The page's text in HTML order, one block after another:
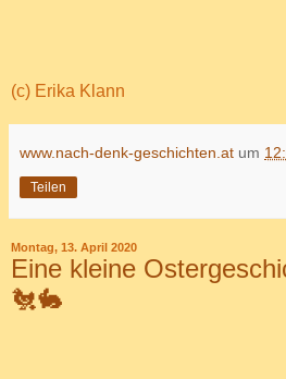
(c) Erika Klann
www.nach-denk-geschichten.at um
Teilen
Montag, 13. April 2020
Eine kleine
🐔🐇